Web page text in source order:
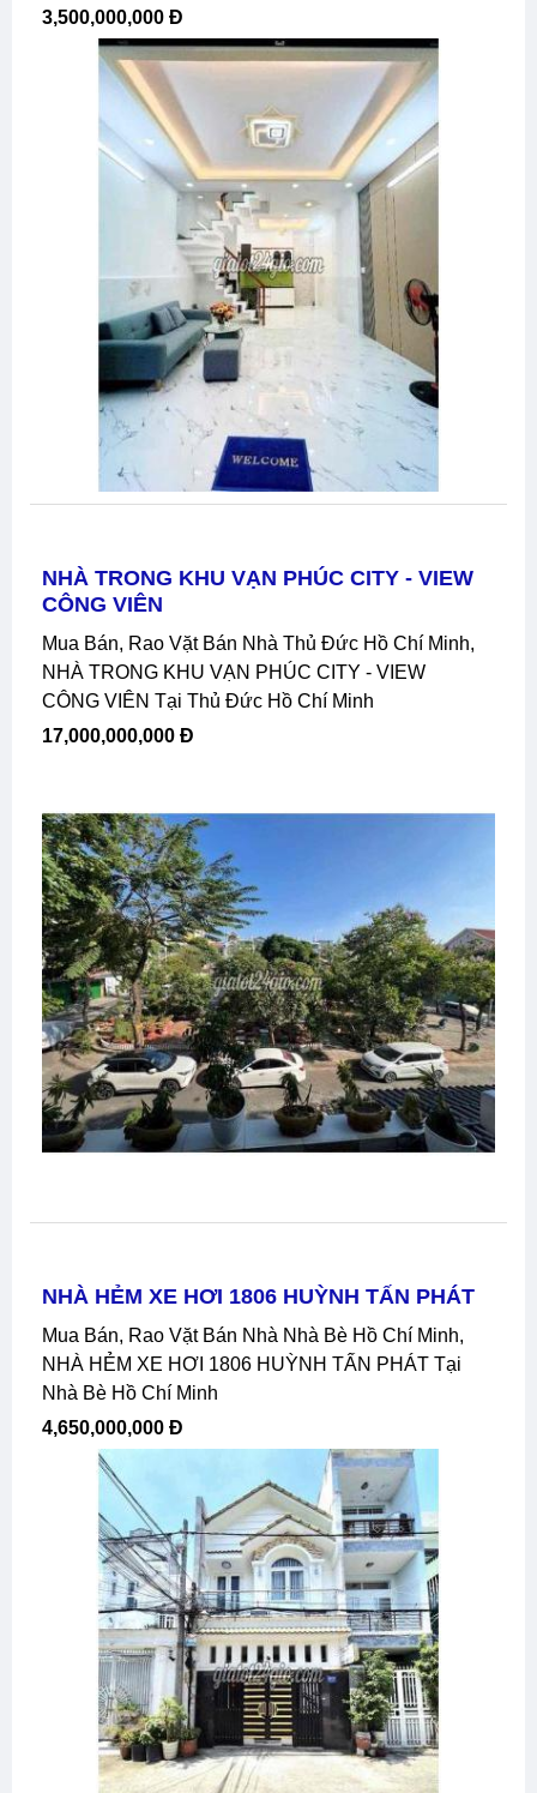
3,500,000,000 Đ
NHÀ TRONG KHU VẠN PHÚC CITY - VIEW
CÔNG VIÊN
Mua Bán, Rao Vặt Bán Nhà Thủ Đức Hồ Chí Minh,
NHÀ TRONG KHU VẠN PHÚC CITY - VIEW
CÔNG VIÊN Tại Thủ Đức Hồ Chí Minh
17,000,000,000 Đ
NHÀ HẺM XE HƠI 1806 HUỲNH TẤN PHÁT
Mua Bán, Rao Vặt Bán Nhà Nhà Bè Hồ Chí Minh,
NHÀ HẺM XE HƠI 1806 HUỲNH TẤN PHÁT Tại
Nhà Bè Hồ Chí Minh
4,650,000,000 Đ